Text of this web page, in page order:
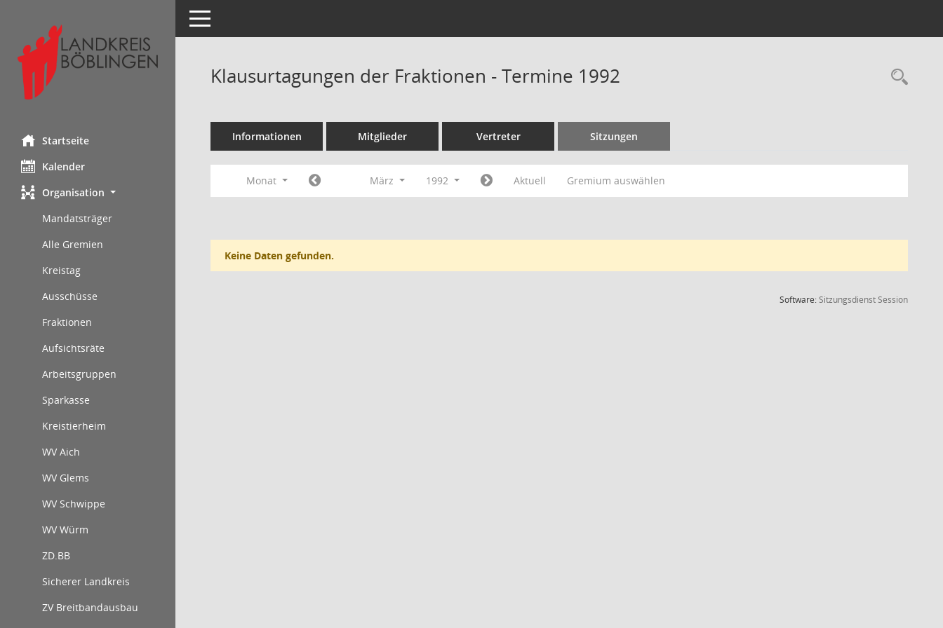
Startseite
Kalender
Organisation
Mandatsträger
Alle Gremien
Kreistag
Ausschüsse
Fraktionen
Aufsichtsräte
Arbeitsgruppen
Sparkasse
Kreistierheim
WV Aich
WV Glems
WV Schwippe
WV Würm
ZD.BB
Sicherer Landkreis
ZV Breitbandausbau
Toggle navigation
Klausurtagungen der Fraktionen - Termine 1992
Informationen Mitglieder Vertreter Sitzungen
Monat März 1992 Aktuell Gremium auswählen
Keine Daten gefunden.
Software:SitzungsdienstSession(Wird in